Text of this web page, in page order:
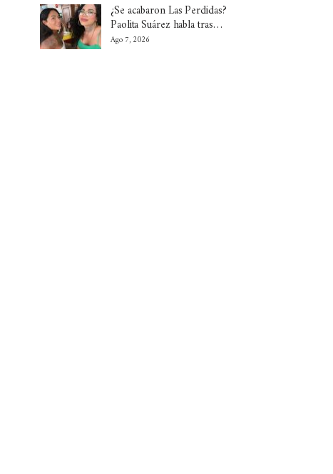
¿Se acabaron Las Perdidas?
Paolita Suárez habla tras…
Ago 7, 2026